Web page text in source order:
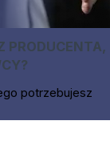
PRODUCENTA,
potrzebujesz